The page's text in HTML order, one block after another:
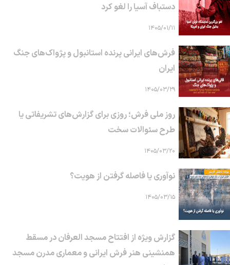
دستباف آسیا را لغو کرد
۱۴۰۵/۰۱/۱۱
فرش‌های ایرانی پرنده استانبول و پژواک‌های جنگ
ایران
۱۴۰۵/۰۳/۲۹
روز ملی فرش؛ روزی برای گزارش‌های تشریفاتی یا
طرح سئوالات سخت
۱۴۰۵/۰۳/۲۰
نوآوری یا فاصله گرفتن از هویت؟
۱۴۰۵/۰۳/۱۵
گزارش ویژه از افتتاح مسجد العرفان در مسقط
همنشینی هنر فرش ایرانی و معماری مدرن مسجد